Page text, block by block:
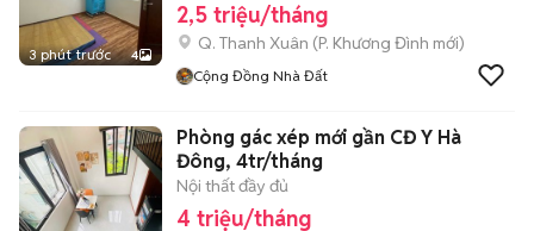
3 phút trước 4
2,5 triệu/tháng
Q. Thanh Xuân (P. Khương Đình mới)
Cộng Đồng Nhà Đất
Phòng gác xép mới gần CĐ Y Hà
Đông, 4tr/tháng
Nội thất đầy đủ
4 triệu/tháng